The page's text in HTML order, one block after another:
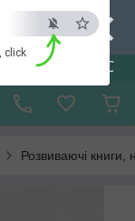
×
ESC
click
для дітей
Розвиваючі книги,